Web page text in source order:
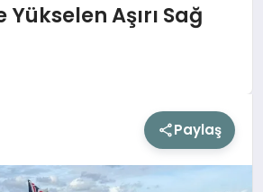
Aşırı Sağ
Paylaş